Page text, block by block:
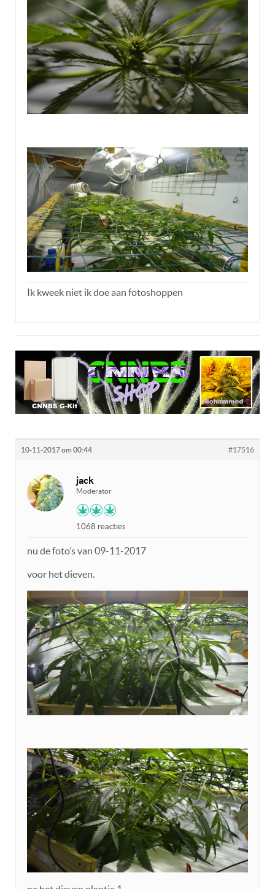
Ik kweek niet ik doe aan fotoshoppen
10-11-2017 om 00:44 #17516
jack
Moderator
1068 reacties
nu de foto’s van 09-11-2017
voor het dieven.